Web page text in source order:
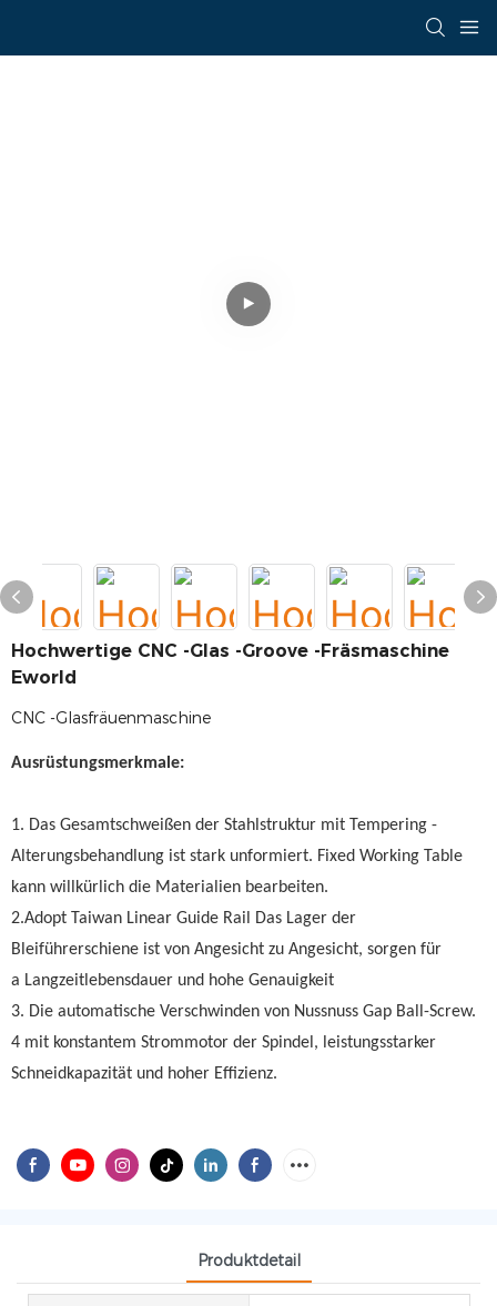
Hochwertige CNC -Glas -Groove -Fräsmaschine
Eworld
CNC -Glasfräuenmaschine
Ausrüstungsmerkmale:
1. Das Gesamtschweißen der Stahlstruktur mit Tempering -
Alterungsbehandlung ist stark unformiert. Fixed Working Table
kann willkürlich die Materialien bearbeiten.
2.Adopt Taiwan Linear Guide Rail Das Lager der
Bleiführerschiene ist von Angesicht zu Angesicht, sorgen für
a Langzeitlebensdauer und hohe Genauigkeit
3. Die automatische Verschwinden von Nussnuss Gap Ball-Screw.
4 mit konstantem Strommotor der Spindel, leistungsstarker
Schneidkapazität und hoher Effizienz.
Produktdetail